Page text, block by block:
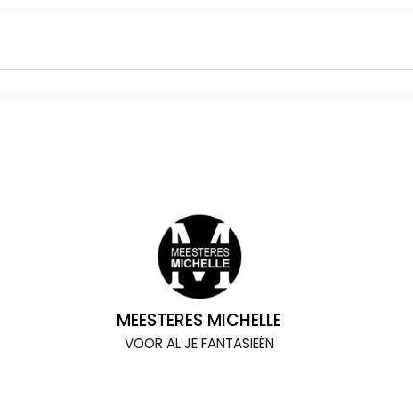
MEESTERES MICHELLE
VOOR AL JE FANTASIEËN